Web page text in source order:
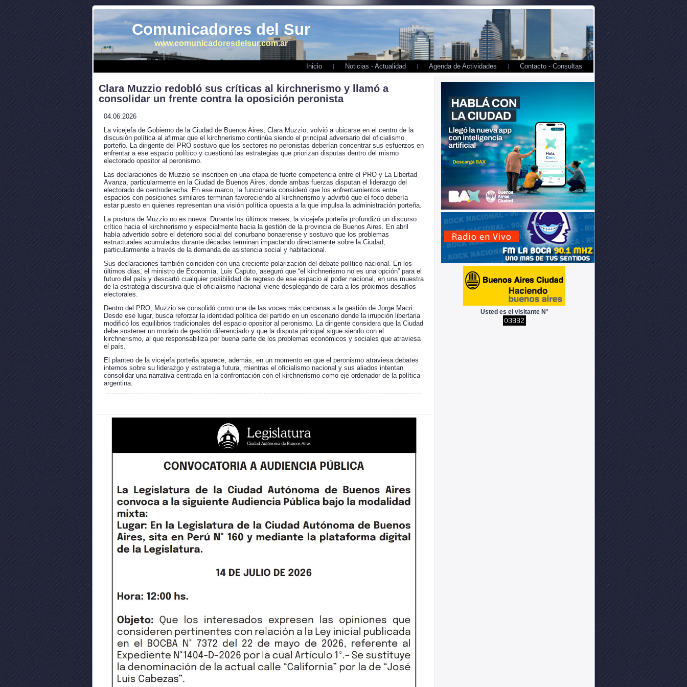
Comunicadores del Sur
www.comunicadoresdelsur.com.ar
Inicio Noticias - Actualidad Agenda de Actividades Contacto - Consultas
Clara Muzzio redobló sus críticas al kirchnerismo y llamó a
consolidar un frente contra la oposición peronista
04.06.2026
La vicejefa de Gobierno de la Ciudad de Buenos Aires, Clara Muzzio, volvió a ubicarse en el centro de la
discusión política al afirmar que el kirchnerismo continúa siendo el principal adversario del oficialismo
porteño. La dirigente del PRO sostuvo que los sectores no peronistas deberían concentrar sus esfuerzos en
enfrentar a ese espacio político y cuestionó las estrategias que priorizan disputas dentro del mismo
electorado opositor al peronismo.
Las declaraciones de Muzzio se inscriben en una etapa de fuerte competencia entre el PRO y La Libertad
Avanza, particularmente en la Ciudad de Buenos Aires, donde ambas fuerzas disputan el liderazgo del
electorado de centroderecha. En ese marco, la funcionaria consideró que los enfrentamientos entre
espacios con posiciones similares terminan favoreciendo al kirchnerismo y advirtió que el foco debería
estar puesto en quienes representan una visión política opuesta a la que impulsa la administración porteña.
La postura de Muzzio no es nueva. Durante los últimos meses, la vicejefa porteña profundizó un discurso
crítico hacia el kirchnerismo y especialmente hacia la gestión de la provincia de Buenos Aires. En abril
había advertido sobre el deterioro social del conurbano bonaerense y sostuvo que los problemas
estructurales acumulados durante décadas terminan impactando directamente sobre la Ciudad,
particularmente a través de la demanda de asistencia social y habitacional.
Sus declaraciones también coinciden con una creciente polarización del debate político nacional. En los
últimos días, el ministro de Economía, Luis Caputo, aseguró que “el kirchnerismo no es una opción” para el
futuro del país y descartó cualquier posibilidad de regreso de ese espacio al poder nacional, en una muestra
de la estrategia discursiva que el oficialismo nacional viene desplegando de cara a los próximos desafíos
electorales.
Dentro del PRO, Muzzio se consolidó como una de las voces más cercanas a la gestión de Jorge Macri.
Desde ese lugar, busca reforzar la identidad política del partido en un escenario donde la irrupción libertaria
modificó los equilibrios tradicionales del espacio opositor al peronismo. La dirigente considera que la Ciudad
debe sostener un modelo de gestión diferenciado y que la disputa principal sigue siendo con el
kirchnerismo, al que responsabiliza por buena parte de los problemas económicos y sociales que atraviesa
el país.
El planteo de la vicejefa porteña aparece, además, en un momento en que el peronismo atraviesa debates
internos sobre su liderazgo y estrategia futura, mientras el oficialismo nacional y sus aliados intentan
consolidar una narrativa centrada en la confrontación con el kirchnerismo como eje ordenador de la política
argentina.
Usted es el visitante N°